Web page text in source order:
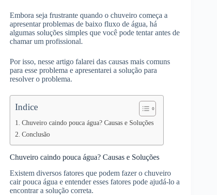
Embora seja frustrante quando o chuveiro começa a
apresentar problemas de baixo fluxo de água, há
algumas soluções simples que você pode tentar antes de
chamar um profissional.
Por isso, nesse artigo falarei das causas mais comuns
para esse problema e apresentarei a solução para
resolver o problema.
Indice
Chuveiro caindo pouca água? Causas e Soluções
Conclusão
Chuveiro caindo pouca água? Causas e Soluções
Existem diversos fatores que podem fazer o chuveiro
cair pouca água e entender esses fatores pode ajudá-lo a
encontrar a solução correta.